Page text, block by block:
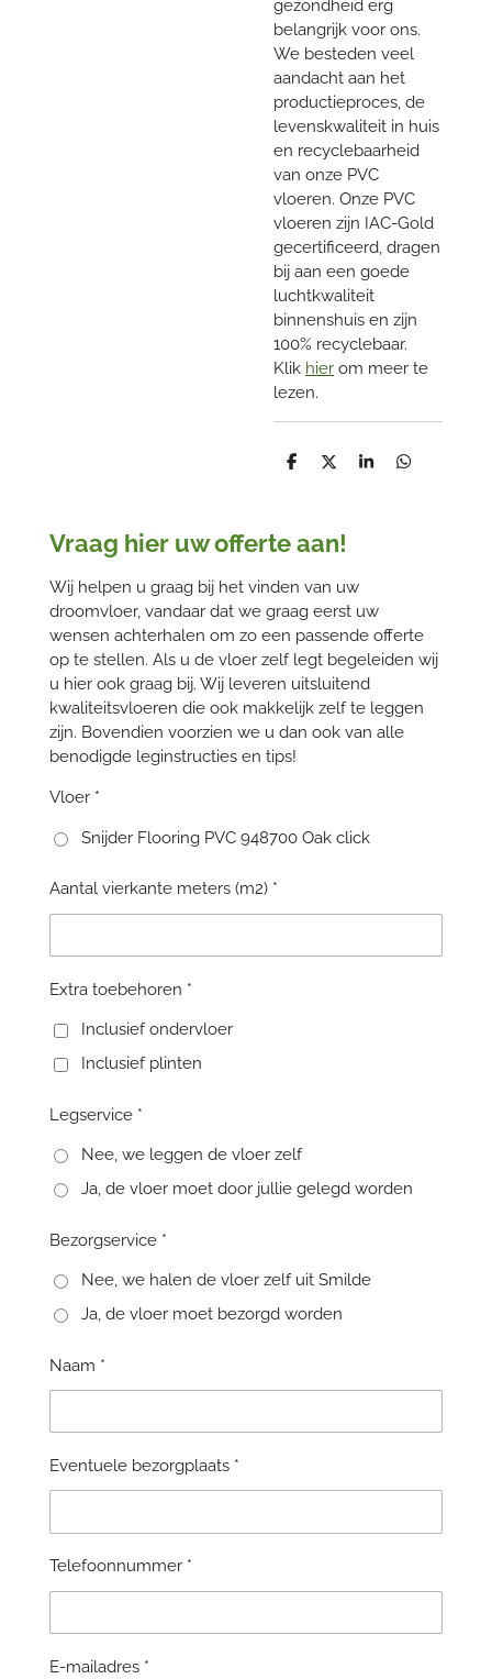
gezondheid erg
belangrijk voor ons.
We besteden veel
aandacht aan het
productieproces, de
levenskwaliteit in huis
en recyclebaarheid
van onze PVC
vloeren. Onze PVC
vloeren zijn IAC-Gold
gecertificeerd, dragen
bij aan een goede
luchtkwaliteit
binnenshuis en zijn
100% recyclebaar.
Klik hier om meer te
lezen.
D
D
S
D
Vraag hier uw offerte aan!
Wij helpen u graag bij het vinden van uw
droomvloer, vandaar dat we graag eerst uw
wensen achterhalen om zo een passende offerte
op te stellen. Als u de vloer zelf legt begeleiden wij
u hier ook graag bij. Wij leveren uitsluitend
kwaliteitsvloeren die ook makkelijk zelf te leggen
zijn. Bovendien voorzien we u dan ook van alle
benodigde leginstructies en tips!
Vloer *
Snijder Flooring PVC 948700 Oak click
Aantal vierkante meters (m2) *
Extra toebehoren *
Inclusief ondervloer
Inclusief plinten
Legservice *
Nee, we leggen de vloer zelf
Ja, de vloer moet door jullie gelegd worden
Bezorgservice *
Nee, we halen de vloer zelf uit Smilde
Ja, de vloer moet bezorgd worden
Naam *
Eventuele bezorgplaats *
Telefoonnummer *
E-mailadres *